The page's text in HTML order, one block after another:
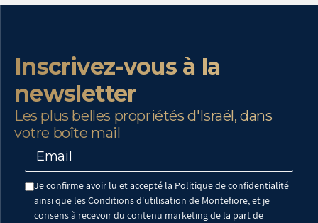
Inscrivez-vous à la
newsletter
Les plus belles propriétés d'Israël, dans
votre boîte mail
Je confirme avoir lu et accepté la Politique de confidentialité
ainsi que lesConditions d'utilisation de Montefiore, et je
consens à recevoir du contenu marketing de la part de